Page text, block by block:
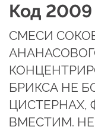
Код
СМЕСИ
БРИКСА НЕ
ЦИСТЕРНАХ,
ВМЕСТИМ. НЕ